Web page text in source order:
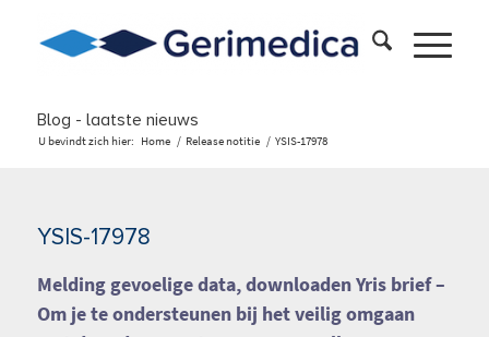
Blog - laatste nieuws
U bevindt zich hier: Home / Release notitie / YSIS-17978
YSIS-17978
Melding gevoelige data, downloaden Yris brief–
Om je te ondersteunen bij het veilig omgaan